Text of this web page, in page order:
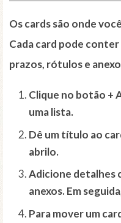
Oscardssão onde
Cada card pode
prazos, rótulos e
Clique no botão +
uma lista.
Dê um título ao
abrilo.
Adicione detalhes
anexos. Em
Para mover um